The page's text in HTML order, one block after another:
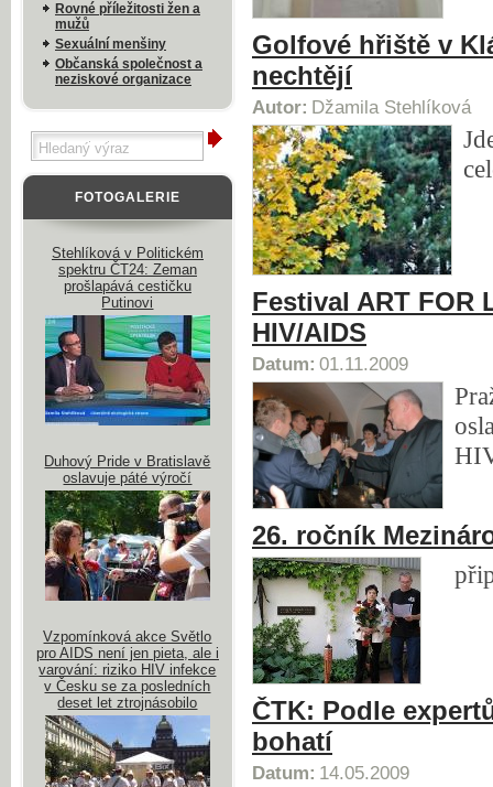
Golfové hřiště v
nechtějí
Autor: Džamila Stehlíková
Festival ART FOR
HIV/AIDS
Datum: 01.11.2009
26. ročník
ČTK: Podle
bohatí
Datum: 14.05.2009
Rovné příležitosti žen a
mužů
Sexuální menšiny
Občanská společnost a
neziskové organizace
FOTOGALERIE
Stehlíková v Politickém
spektru ČT24: Zeman
prošlapává cestičku
Putinovi
Duhový Pride v Bratislavě
oslavuje páté výročí
Vzpomínková akce Světlo
pro AIDS není jen pieta, ale i
varování: riziko HIV infekce
v Česku se za posledních
deset let ztrojnásobilo